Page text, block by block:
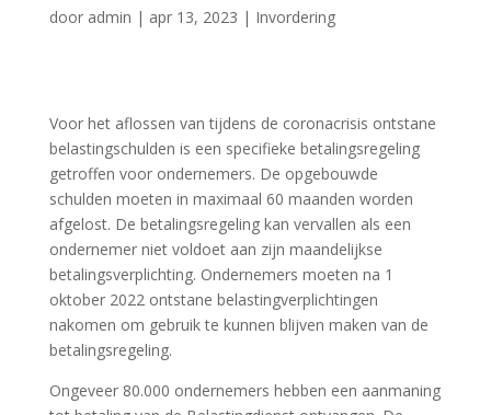
door admin | apr 13, 2023 | Invordering
Voor het aflossen van tijdens de coronacrisis ontstane
belastingschulden is een specifieke betalingsregeling
getroffen voor ondernemers. De opgebouwde
schulden moeten in maximaal 60 maanden worden
afgelost. De betalingsregeling kan vervallen als een
ondernemer niet voldoet aan zijn maandelijkse
betalingsverplichting. Ondernemers moeten na 1
oktober 2022 ontstane belastingverplichtingen
nakomen om gebruik te kunnen blijven maken van de
betalingsregeling.
Ongeveer 80.000 ondernemers hebben een aanmaning